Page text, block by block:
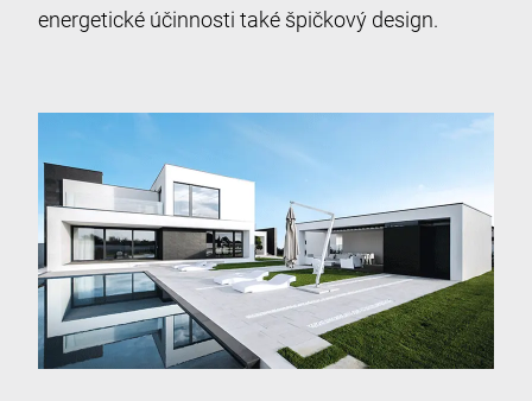
energetické účinnosti také špičkový design.